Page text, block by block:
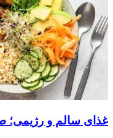
غذای سالم و رژیمی؛